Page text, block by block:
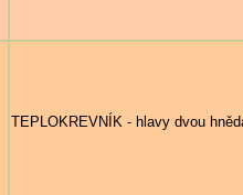
TEPLOKREVNÍK - hlavy dvou